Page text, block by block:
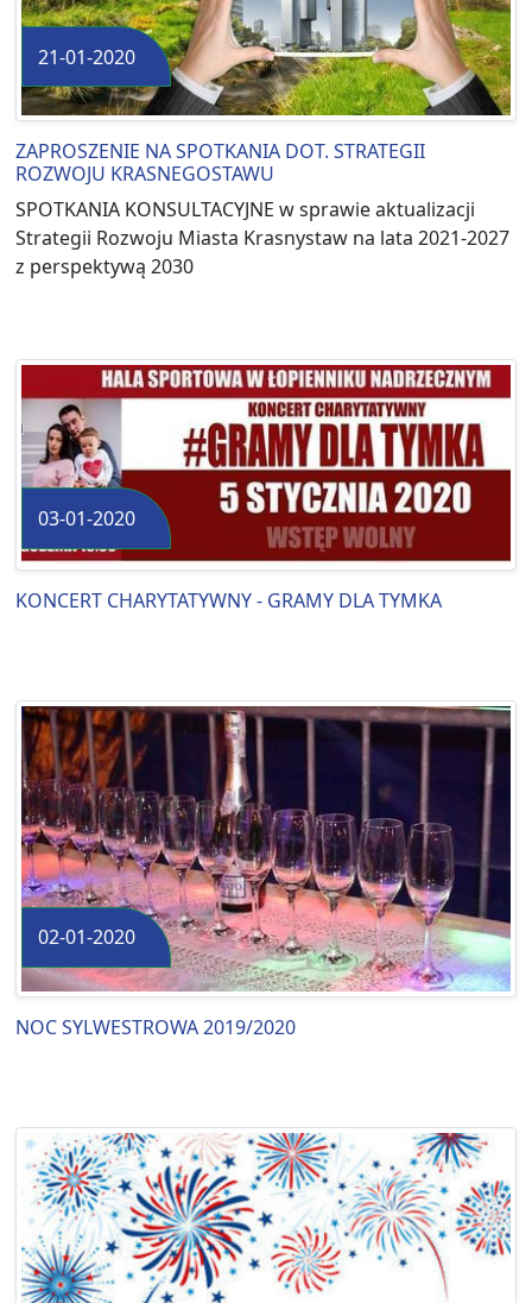
21-01-2020
ZAPROSZENIE NA SPOTKANIA DOT. STRATEGII
ROZWOJU KRASNEGOSTAWU
SPOTKANIA KONSULTACYJNE w sprawie aktualizacji
Strategii Rozwoju Miasta Krasnystaw na lata 2021-2027
z perspektywą 2030
03-01-2020
KONCERT CHARYTATYWNY - GRAMY DLA TYMKA
02-01-2020
NOC SYLWESTROWA 2019/2020